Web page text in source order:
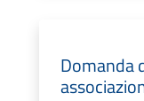
Domanda